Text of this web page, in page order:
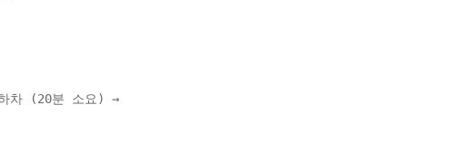
차 (20분 소요) →